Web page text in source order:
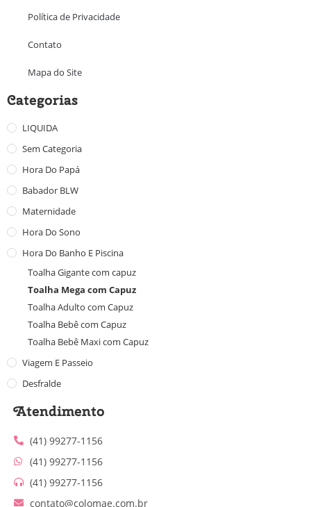
Política de Privacidade
Contato
Mapa do Site
Categorias
LIQUIDA
Sem Categoria
Hora Do Papá
Babador BLW
Maternidade
Hora Do Sono
Hora Do Banho E Piscina
Toalha Gigante com capuz
Toalha Mega com Capuz
Toalha Adulto com Capuz
Toalha Bebê com Capuz
Toalha Bebê Maxi com Capuz
Viagem E Passeio
Desfralde
Atendimento
(41) 99277-1156
(41) 99277-1156
(41) 99277-1156
contato@colomae.com.br